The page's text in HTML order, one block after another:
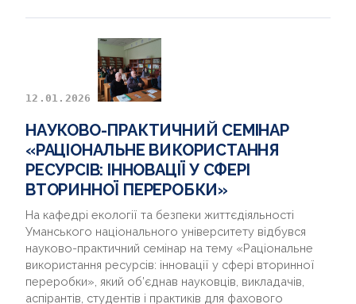
12.01.2026
НАУКОВО-ПРАКТИЧНИЙ СЕМІНАР
«РАЦІОНАЛЬНЕ ВИКОРИСТАННЯ
РЕСУРСІВ: ІННОВАЦІЇ У СФЕРІ
ВТОРИННОЇ ПЕРЕРОБКИ»
На кафедрі екології та безпеки життєдіяльності
Уманського національного університету відбувся
науково-практичний семінар на тему «Раціональне
використання ресурсів: інновації у сфері вторинної
переробки», який об’єднав науковців, викладачів,
аспірантів, студентів і практиків для фахового